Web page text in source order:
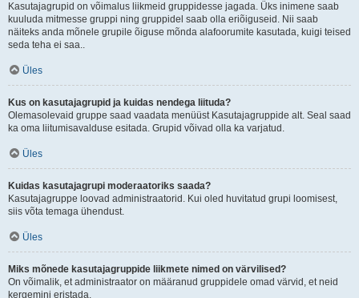
Kasutajagrupid on võimalus liikmeid gruppidesse jagada. Üks inimene saab
kuuluda mitmesse gruppi ning gruppidel saab olla eriõiguseid. Nii saab
näiteks anda mõnele grupile õiguse mõnda alafoorumite kasutada, kuigi teised
seda teha ei saa..
Üles
Kus on kasutajagrupid ja kuidas nendega liituda?
Olemasolevaid gruppe saad vaadata menüüst Kasutajagruppide alt. Seal saad
ka oma liitumisavalduse esitada. Grupid võivad olla ka varjatud.
Üles
Kuidas kasutajagrupi moderaatoriks saada?
Kasutajagruppe loovad administraatorid. Kui oled huvitatud grupi loomisest,
siis võta temaga ühendust.
Üles
Miks mõnede kasutajagruppide liikmete nimed on värvilised?
On võimalik, et administraator on määranud gruppidele omad värvid, et neid
kergemini eristada.